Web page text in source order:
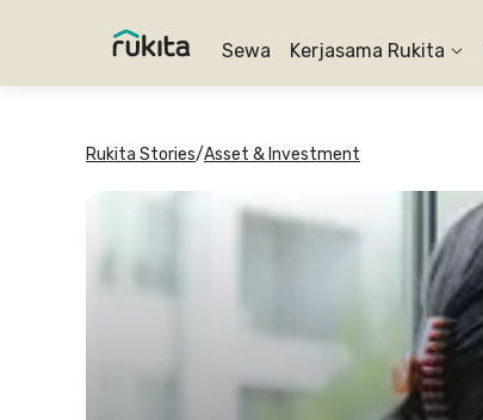
Sewa Kerjasama Rukita
Rukita Stories/Asset & Investment